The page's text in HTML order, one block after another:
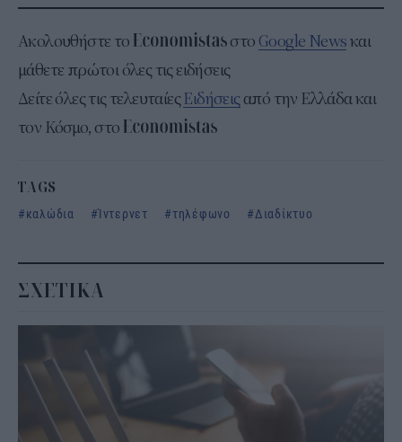
Ακολουθήστε το στο Google Newsκαι
μάθετε πρώτοι όλες τις ειδήσεις
Δείτε όλες τις τελευταίεςΕιδήσειςαπό την Ελλάδα και
τον Κόσμο, στο
TAGS
καλώδια
Ίντερνετ τηλέφωνο Διαδίκτυο
ΣΧΕΤΙΚΑ